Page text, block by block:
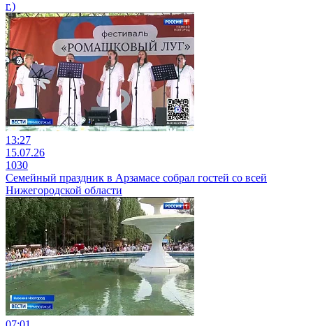
г.)
13:27
15.07.26
1030
Семейный праздник в Арзамасе собрал гостей со всей
Нижегородской области